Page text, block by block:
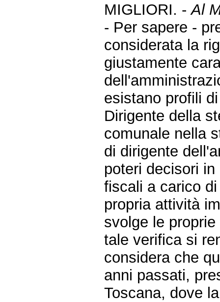
MIGLIORI. -Al
- Per sapere -
considerata la
giustamente
esistano profili
Dirigente della
comunale nella
di dirigente
poteri decisori
fiscali a carico
propria attività
svolge le
tale verifica si
considera che
anni passati,
Toscana, dove